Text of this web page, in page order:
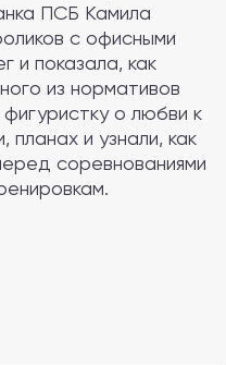
ПСБ Камила
с офисными
и показала, как
из нормативов
о любви к
и узнали, как
соревнованиями